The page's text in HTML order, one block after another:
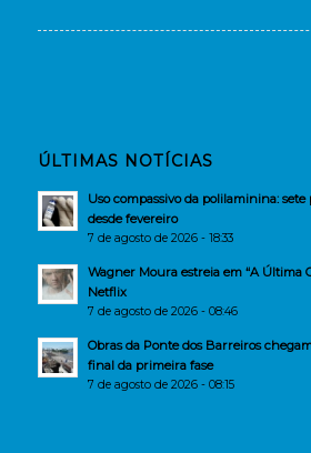
ÚLTIMAS NOTÍCIAS
Uso compassivo da polilaminina:
desde fevereiro
7 de agosto de 2026 - 18:33
Wagner Moura estreia em “A Última
Netflix
7 de agosto de 2026 - 08:46
Obras da Ponte dos Barreiros
final da primeira fase
7 de agosto de 2026 - 08:15